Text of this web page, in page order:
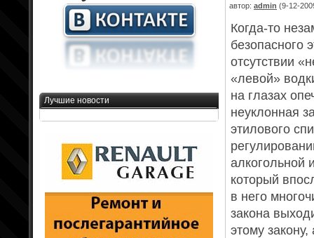
автор: admin (9-12-
Когда-то
безопасного
отсутствии
«левой»
на глазах
неуклонная
этилового
алкогольной
который
в него
закона
этому
Лучшие новости